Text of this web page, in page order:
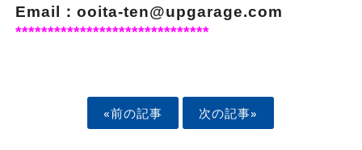
Email：ooita-ten@upgarage.com
******************************
«前の記事 次の記事»